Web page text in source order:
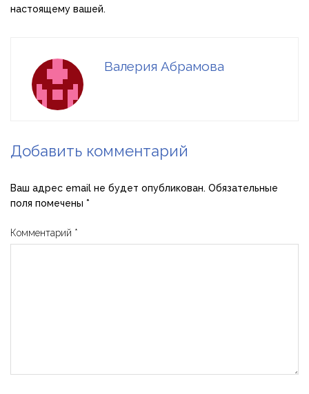
настоящему вашей.
Валерия Абрамова
Добавить комментарий
Ваш адрес email не будет опубликован. Обязательные
поля помечены *
Комментарий *